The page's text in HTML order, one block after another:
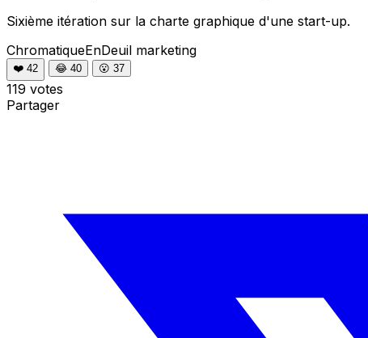
Sixième itération sur la charte graphique d'une start-up.
ChromatiqueEnDeuil marketing
❤️ 42 😂 40 😮 37
119 votes
Partager